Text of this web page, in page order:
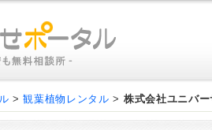
>観葉植物レンタル > 株式会社ユニバ